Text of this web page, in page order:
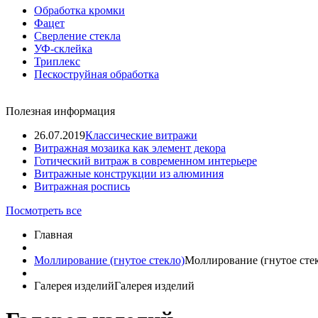
Обработка кромки
Фацет
Сверление стекла
УФ-склейка
Триплекс
Пескоструйная обработка
Полезная информация
26.07.2019Классические витражи
Витражная мозаика как элемент декора
Готический витраж в современном интерьере
Витражные конструкции из алюминия
Витражная роспись
Посмотреть все
Главная
Моллирование (гнутое стекло)Моллирование (гнутое
Галерея изделийГалерея изделий